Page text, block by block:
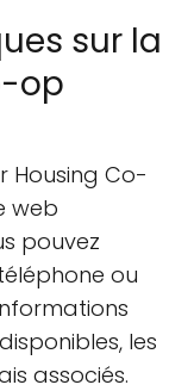
sur la
op
Housing Co-
web
pouvez
ou
les
associés.